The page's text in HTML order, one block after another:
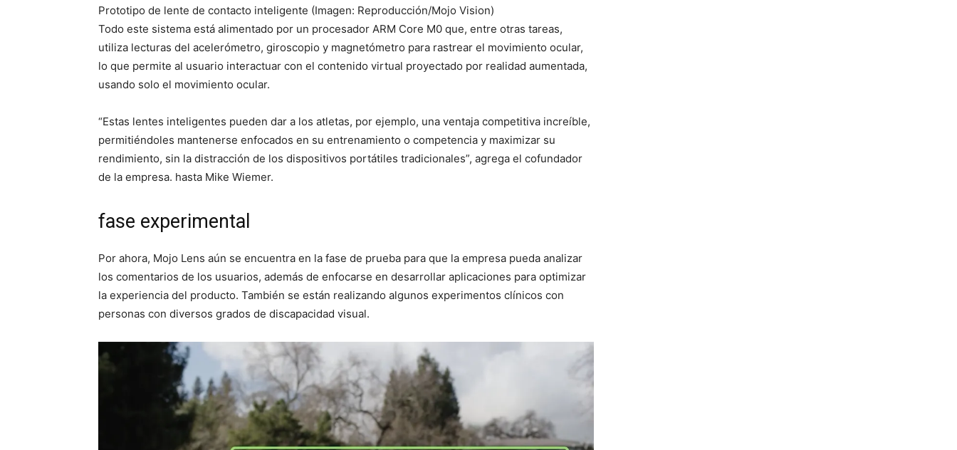
Prototipo de lente de contacto inteligente (Imagen: Reproducción/Mojo Vision)
Todo este sistema está alimentado por un procesador ARM Core M0 que, entre otras tareas,
utiliza lecturas del acelerómetro, giroscopio y magnetómetro para rastrear el movimiento ocular,
lo que permite al usuario interactuar con el contenido virtual proyectado por realidad aumentada,
usando solo el movimiento ocular.
“Estas lentes inteligentes pueden dar a los atletas, por ejemplo, una ventaja competitiva increíble,
permitiéndoles mantenerse enfocados en su entrenamiento o competencia y maximizar su
rendimiento, sin la distracción de los dispositivos portátiles tradicionales”, agrega el cofundador
de la empresa. hasta Mike Wiemer.
fase experimental
Por ahora, Mojo Lens aún se encuentra en la fase de prueba para que la empresa pueda analizar
los comentarios de los usuarios, además de enfocarse en desarrollar aplicaciones para optimizar
la experiencia del producto. También se están realizando algunos experimentos clínicos con
personas con diversos grados de discapacidad visual.